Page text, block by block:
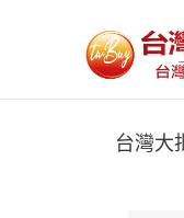
台灣大批發
台灣大